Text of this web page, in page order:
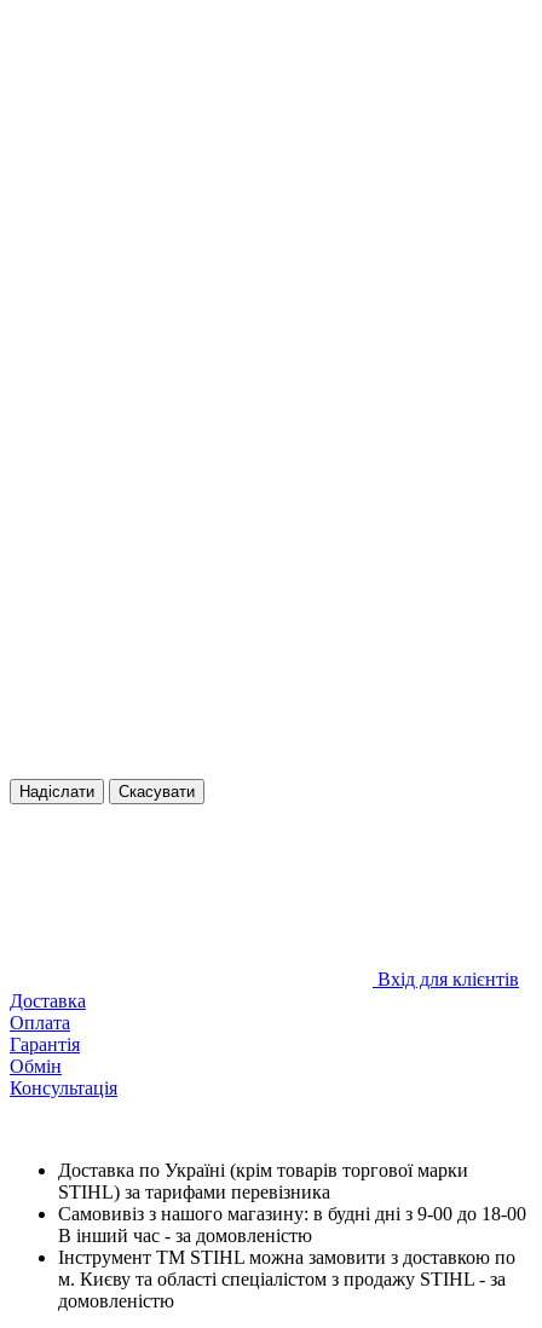
Надіслати Скасувати
Вхід для клієнтів
Доставка
Оплата
Гарантія
Обмін
Консультація
Доставка по Україні (крім товарів торгової марки
STIHL) за тарифами перевізника
Самовивіз з нашого магазину: в будні дні з 9-00 до 18-00
В інший час - за домовленістю
Інструмент ТМ STIHL можна замовити з доставкою по
м. Києву та області спеціалістом з продажу STIHL - за
домовленістю